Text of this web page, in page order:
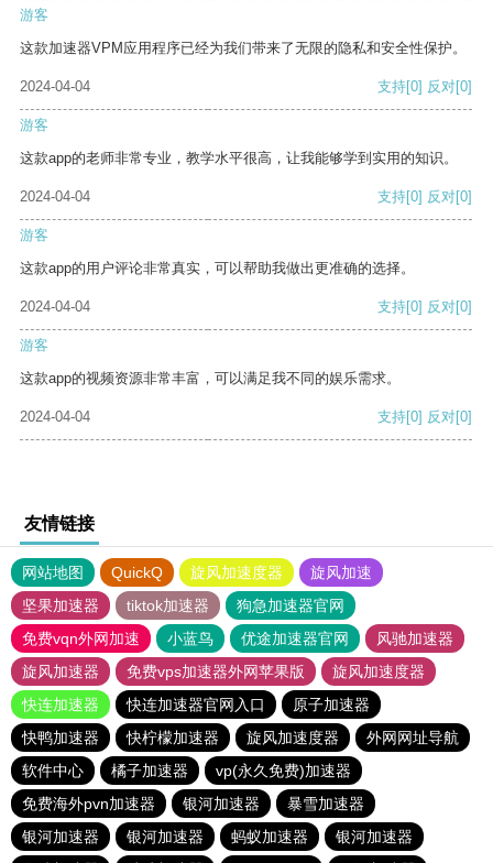
游客
这款加速器VPM应用程序已经为我们带来了无限的隐私和安全性保护。
2024-04-04 支持[0] 反对[0]
游客
这款app的老师非常专业，教学水平很高，让我能够学到实用的知识。
2024-04-04 支持[0] 反对[0]
游客
这款app的用户评论非常真实，可以帮助我做出更准确的选择。
2024-04-04 支持[0] 反对[0]
游客
这款app的视频资源非常丰富，可以满足我不同的娱乐需求。
2024-04-04 支持[0] 反对[0]
友情链接
网站地图 QuickQ 旋风加速度器
旋风加速
坚果加速器
tiktok加速器
狗急加速器官网
免费vqn外网加速
小蓝鸟 优途加速器官网
风驰加速器
旋风加速器
免费vps加速器外网苹果版
旋风加速度器
快连加速器
快连加速器官网入口
原子加速器
快鸭加速器
快柠檬加速器 旋风加速度器
外网网址导航
软件中心
橘子加速器
vp(永久免费)加速器
免费海外pvn加速器
银河加速器
暴雪加速器
银河加速器
银河加速器 蚂蚁加速器
银河加速器